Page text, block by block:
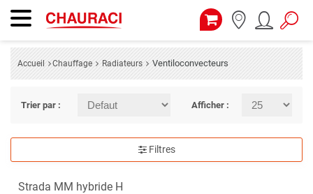
Accueil Chauffage Radiateurs Ventiloconvecteurs
Trier par : Afficher :
Filtres
Strada MM hybride H